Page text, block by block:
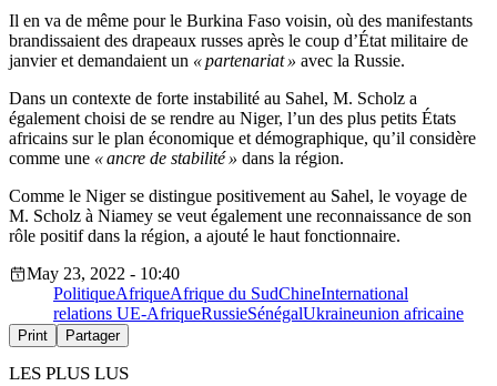
Il en va de même pour le Burkina Faso voisin, où des manifestants
brandissaient des drapeaux russes après le coup d’État militaire de
janvier et demandaient un « partenariat » avec la Russie.
Dans un contexte de forte instabilité au Sahel, M. Scholz a
également choisi de se rendre au Niger, l’un des plus petits États
africains sur le plan économique et démographique, qu’il considère
comme une « ancre de stabilité » dans la région.
Comme le Niger se distingue positivement au Sahel, le voyage de
M. Scholz à Niamey se veut également une reconnaissance de son
rôle positif dans la région, a ajouté le haut fonctionnaire.
May 23, 2022 - 10:40
PolitiqueAfriqueAfrique du SudChineInternational
relations UE-AfriqueRussieSénégalUkraineunion africaine
Print Partager
LES PLUS LUS